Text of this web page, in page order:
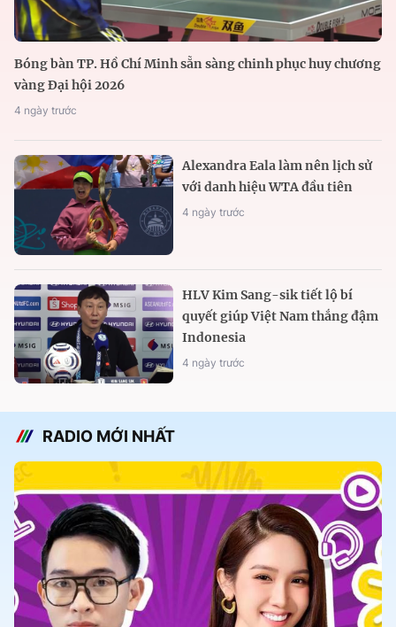
Bóng bàn TP. Hồ Chí Minh sẵn sàng chinh phục huy chương
vàng Đại hội 2026
4 ngày trước
Alexandra Eala làm nên lịch sử
với danh hiệu WTA đầu tiên
4 ngày trước
HLV Kim Sang-sik tiết lộ bí
quyết giúp Việt Nam thắng đậm
Indonesia
4 ngày trước
RADIO MỚI NHẤT